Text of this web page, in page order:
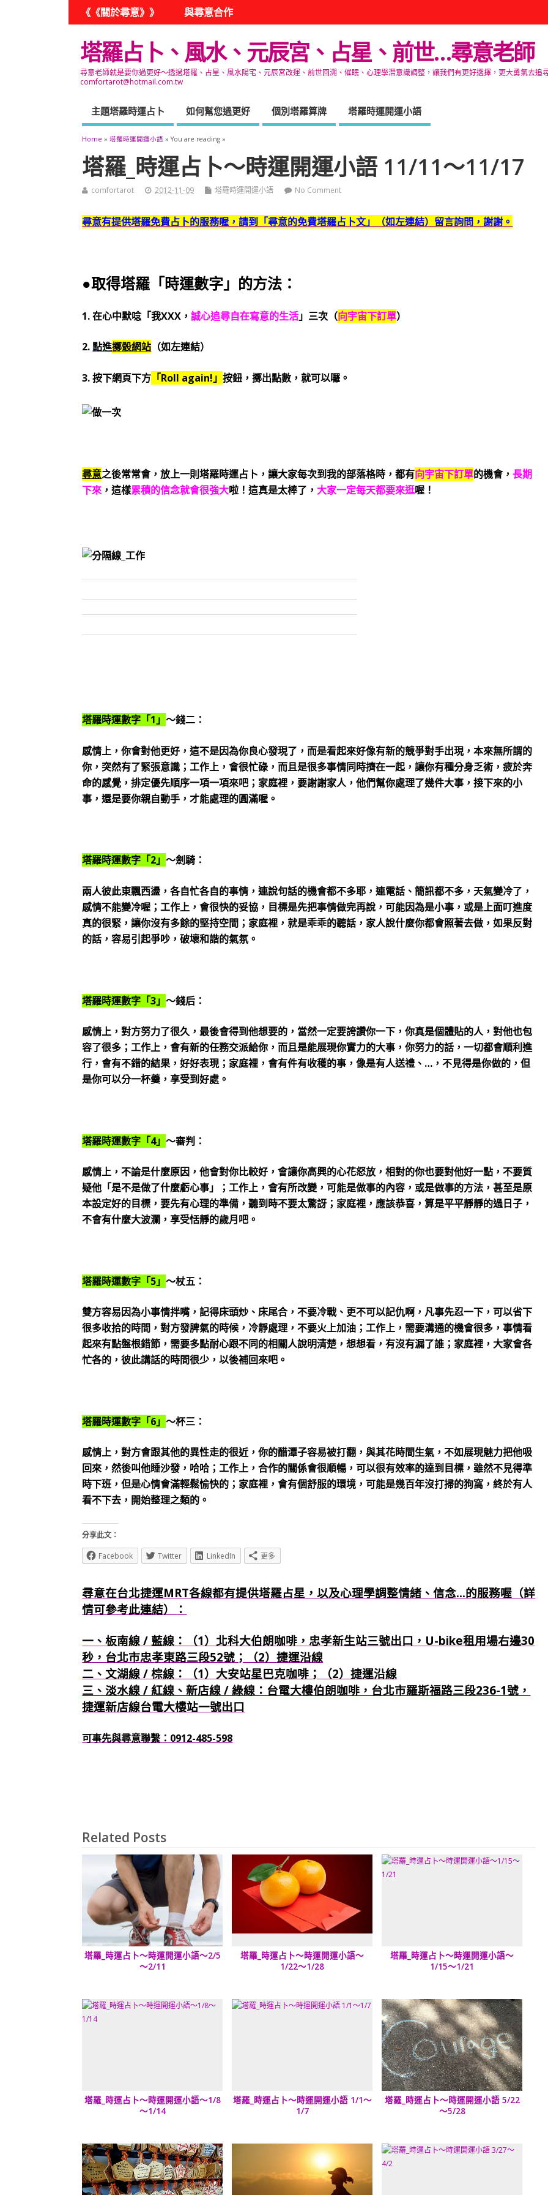
《《關於尋意》》 與尋意合作
塔羅占卜、風水、元辰宮、占星、前世…尋意老師
尋意老師就是要你過更好～透過塔羅、占星、風水陽宅、元辰宮改運、前世回溯、催眠、心理學潛意識調整，讓我們有更好選擇，更大勇氣去
comfortarot@hotmail.com.tw
主題塔羅時運占卜 如何幫您過更好 個別塔羅算牌 塔羅時運開運小語
Home »塔羅時運開運小語 » You are reading »
塔羅_時運占卜～時運開運小語 11/11～11/17
comfortarot 2012-11-09 塔羅時運開運小語 No Comment
尋意有提供塔羅免費占卜的服務喔，請到「尋意的免費塔羅占卜文」（如左連結）留言詢問，謝謝。
●取得塔羅「時運數字」的方法：
1. 在心中默唸「我XXX，誠心追尋自在寫意的生活」三次（向宇宙下訂單）
2.點進擲骰網站 （如左連結）
3. 按下網頁下方 「Roll again!」按鈕，擲出點數，就可以囉。
尋意之後常常會，放上一則塔羅時運占卜，讓大家每次到我的部落格時，都有向宇宙下訂單的機會，長期
下來 ，這樣累積的信念就會很強大啦！這真是太棒了， 大家一定每天都要來逛喔！
塔羅時運數字「1」～錢二：
感情上，你會對他更好，這不是因為你良心發現了，而是看起來好像有新的競爭對手出現，本來無所謂的
你，突然有了緊張意識；工作上，會很忙碌，而且是很多事情同時擠在一起，讓你有種分身乏術，疲於奔
命的感覺，排定優先順序一項一項來吧；家庭裡，要謝謝家人，他們幫你處理了幾件大事，接下來的小
事，還是要你親自動手，才能處理的圓滿喔。
塔羅時運數字「2」～劍騎：
兩人彼此東飄西盪，各自忙各自的事情，連說句話的機會都不多耶，連電話、簡訊都不多，天氣變冷了，
感情不能變冷喔；工作上，會很快的妥協，目標是先把事情做完再說，可能因為是小事，或是上面叮進度
真的很緊，讓你沒有多餘的堅持空間；家庭裡，就是乖乖的聽話，家人說什麼你都會照著去做，如果反對
的話，容易引起爭吵，破壞和諧的氣氛。
塔羅時運數字「3」～錢后：
感情上，對方努力了很久，最後會得到他想要的，當然一定要誇讚你一下，你真是個體貼的人，對他也包
容了很多；工作上，會有新的任務交派給你，而且是能展現你實力的大事，你努力的話，一切都會順利進
行，會有不錯的結果，好好表現；家庭裡，會有件有收穫的事，像是有人送禮、…，不見得是你做的，但
是你可以分一杯羹，享受到好處。
塔羅時運數字「4」～審判：
感情上，不論是什麼原因，他會對你比較好，會讓你高興的心花怒放，相對的你也要對他好一點，不要質
疑他「是不是做了什麼虧心事」；工作上，會有所改變，可能是做事的內容，或是做事的方法，甚至是原
本設定好的目標，要先有心理的準備，聽到時不要太驚訝；家庭裡，應該恭喜，算是平平靜靜的過日子，
不會有什麼大波瀾，享受恬靜的歲月吧。
塔羅時運數字「5」～杖五：
雙方容易因為小事情拌嘴，記得床頭炒、床尾合，不要冷戰、更不可以記仇啊，凡事先忍一下，可以省下
很多收拾的時間，對方發脾氣的時候，冷靜處理，不要火上加油；工作上，需要溝通的機會很多，事情看
起來有點盤根錯節，需要多點耐心跟不同的相關人說明清楚，想想看，有沒有漏了誰；家庭裡，大家會各
忙各的，彼此講話的時間很少，以後補回來吧。
塔羅時運數字「6」～杯三：
感情上，對方會跟其他的異性走的很近，你的醋潭子容易被打翻，與其花時間生氣，不如展現魅力把他吸
回來，然後叫他睡沙發，哈哈；工作上，合作的關係會很順暢，可以很有效率的達到目標，雖然不見得準
時下班，但是心情會滿輕鬆愉快的；家庭裡，會有個舒服的環境，可能是幾百年沒打掃的狗窩，終於有人
看不下去，開始整理之類的。
分享此文：
Facebook
Twitter LinkedIn 更多
尋意在台北捷運MRT各線都有提供塔羅占星，以及心理學調整情緒、信念...的服務喔（詳
情可參考此連結）：
一、板南線 / 藍線：（1）北科大伯朗咖啡，忠孝新生站三號出口，U-bike租用場右邊30
秒，台北市忠孝東路三段52號；（2）捷運沿線
二、文湖線 / 棕線：（1）大安站星巴克咖啡；
（2）捷運沿線
三、淡水線 / 紅線、新店線 / 綠線：台電大樓伯朗咖啡，台北市羅斯福路三段236-1號，
捷運新店線台電大樓站一號出口
可事先與尋意聯繫：0912-485-598
Related Posts
塔羅_時運占卜～時運開運小語～2/5
～2/11
塔羅_時運占卜～時運開運小語～
1/22～1/28
塔羅_時運占卜～時運開運小語～
1/15～1/21
塔羅_時運占卜～時運開運小語～1/8
～1/14
塔羅_時運占卜～時運開運小語 1/1～
1/7
塔羅_時運占卜～時運開運小語 5/22
～5/28